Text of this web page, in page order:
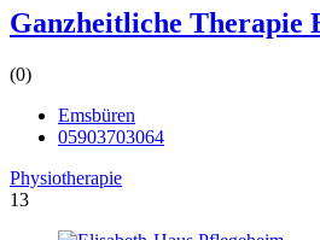
Ganzheitliche Therapie
(0)
Emsbüren
05903703064
Physiotherapie
13